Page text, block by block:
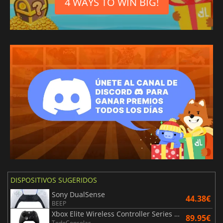
Portugués
DISPOSITIVOS SUGERIDOS
Sony DualSense
BEEP 44.38€
Xbox Elite Wireless Controller Series 2 - Black 89.95€